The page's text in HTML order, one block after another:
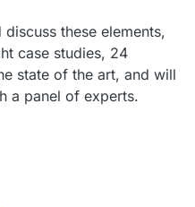
these elements,
case studies, 24
state of the art, and will
a panel of experts.